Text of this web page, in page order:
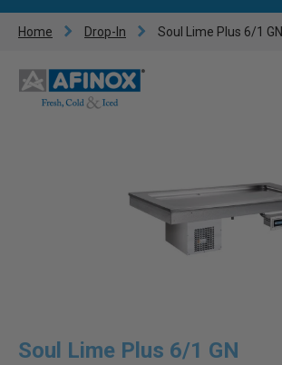
Home Drop-In Soul Lime Plus 6/1 GN
Soul Lime Plus 6/1 GN